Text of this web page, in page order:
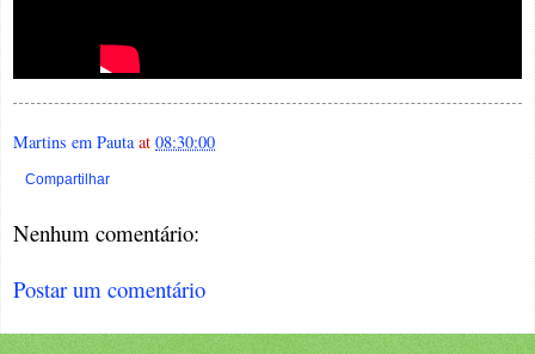
Martins em Pauta at 08:30:00
Compartilhar
Nenhum comentário:
Postar um comentário